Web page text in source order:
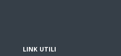
LINK UTILI